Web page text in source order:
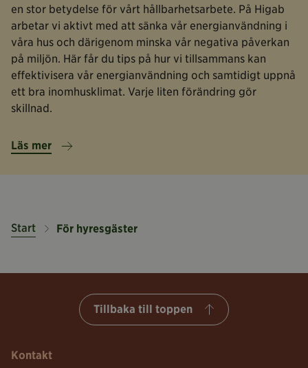
en stor betydelse för vårt hållbarhetsarbete. På Higab
arbetar vi aktivt med att sänka vår energianvändning i
våra hus och därigenom minska vår negativa påverkan
på miljön. Här får du tips på hur vi tillsammans kan
effektivisera vår energianvändning och samtidigt uppnå
ett bra inomhusklimat. Varje liten förändring gör
skillnad.
Läs mer
Start För hyresgäster
Tillbaka till toppen
Kontakt